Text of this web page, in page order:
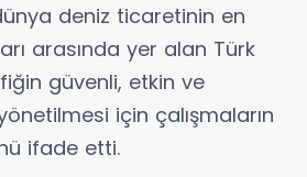
deniz ticaretinin en
arasında yer alan Türk
güvenli, etkin ve
için çalışmaların
ifade etti.